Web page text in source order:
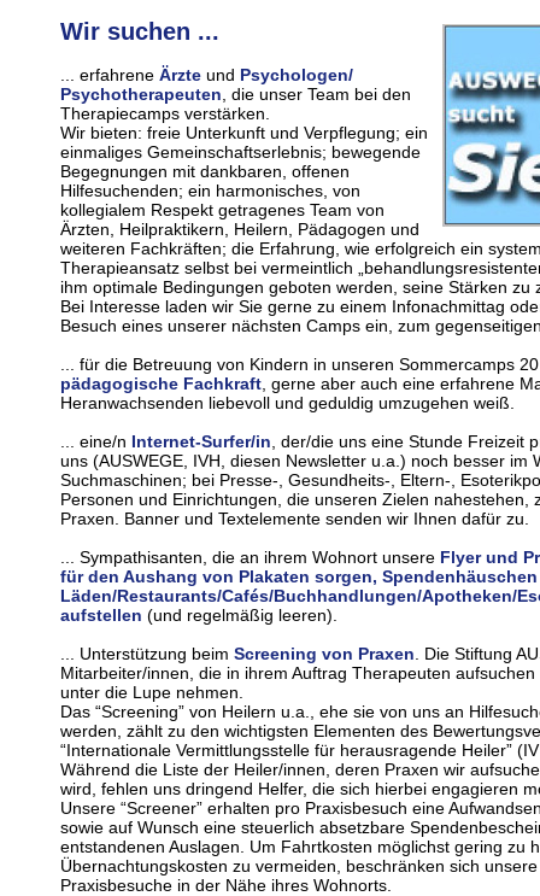
Wir suchen ...
... erfahrene Ärzte und Psychologen/
Psychotherapeuten , die unser Team bei den
Therapiecamps verstärken.
Wir bieten: freie Unterkunft und Verpflegung; ein
einmaliges Gemeinschaftserlebnis; bewegende
Begegnungen mit dankbaren, offenen
Hilfesuchenden; ein harmonisches, von
kollegialem Respekt getragenes Team von
Ärzten, Heilpraktikern, Heilern, Pädagogen und
weiteren Fachkräften; die Erfahrung, wie erfolgreich ein
Therapieansatz selbst bei vermeintlich
ihm optimale Bedingungen geboten werden, seine Stärken zu
Bei Interesse laden wir Sie gerne zu einem Infonachmittag
Besuch eines unserer nächsten Camps ein, zum
... für die Betreuung von Kindern in unseren Sommercamps
pädagogische Fachkraft , gerne aber auch eine erfahrene
Heranwachsenden liebevoll und geduldig umzugehen weiß.
... eine/n Internet-Surfer/in , der/die uns eine Stunde Freizeit
uns (AUSWEGE, IVH, diesen Newsletter u.a.) noch besser im
Suchmaschinen; bei Presse-, Gesundheits-, Eltern-,
Personen und Einrichtungen, die unseren Zielen nahestehen,
Praxen. Banner und Textelemente senden wir Ihnen dafür zu.
... Sympathisanten, die an ihrem Wohnort unsere Flyer und
für den Aushang von Plakaten sorgen,
Läden/Restaurants/Cafés/Buchhandlungen/Apotheken/
aufstellen (und regelmäßig leeren).
... Unterstützung beim Screening von Praxen . Die Stiftung
Mitarbeiter/innen, die in ihrem Auftrag Therapeuten
unter die Lupe nehmen.
Das “Screening” von Heilern u.a., ehe sie von uns an
werden, zählt zu den wichtigsten Elementen des
“Internationale Vermittlungsstelle für herausragende Heiler”
Während die Liste der Heiler/innen, deren Praxen wir
wird, fehlen uns dringend Helfer, die sich hierbei engagieren
Unsere “Screener” erhalten pro Praxisbesuch eine
sowie auf Wunsch eine steuerlich absetzbare
entstandenen Auslagen. Um Fahrtkosten möglichst gering zu
Übernachtungskosten zu vermeiden, beschränken sich
Praxisbesuche in der Nähe ihres Wohnorts.